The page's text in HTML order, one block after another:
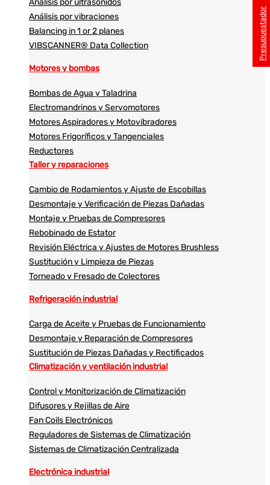
Análisis por ultrasonidos​​
Análisis por vibraciones
Balancing in 1 or 2 planes
VIBSCANNER® Data Collection
Motores y bombas
Bombas de Agua y Taladrina
Electromandrinos y Servomotores
Motores Aspiradores y Motovibradores
Motores Frigoríficos y Tangenciales
Reductores
Taller y reparaciones
Cambio de Rodamientos y Ajuste de Escobillas
Desmontaje y Verificación de Piezas Dañadas
Montaje y Pruebas de Compresores
Rebobinado de Estator
Revisión Eléctrica y Ajustes de Motores Brushless
Sustitución y Limpieza de Piezas
Torneado y Fresado de Colectores
Refrigeración industrial
Carga de Aceite y Pruebas de Funcionamiento
Desmontaje y Reparación de Compresores
Sustitución de Piezas Dañadas y Rectificados
Climatización y ventilación industrial
Control y Monitorización de Climatización
Difusores y Rejillas de Aire
Fan Coils Electrónicos
Reguladores de Sistemas de Climatización
Sistemas de Climatización Centralizada
Electrónica industrial
Presupuestador